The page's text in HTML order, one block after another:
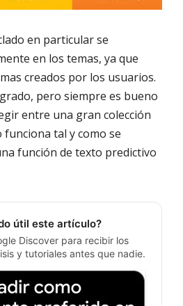
en particular se
en los temas, ya que
creados por los usuarios.
pero siempre es bueno
entre una gran colección
funciona tal y como se
función de texto predictivo
útil este artículo?
Discover para recibir los
y tutoriales antes que nadie.